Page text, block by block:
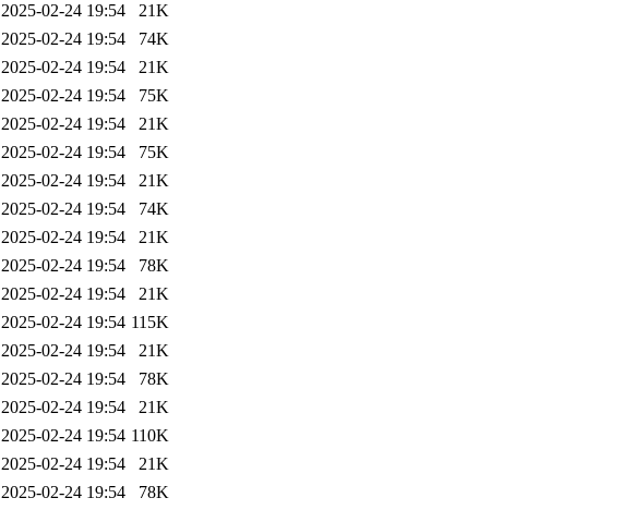
2025-02-24 19:54
21K
2025-02-24 19:54
74K
2025-02-24 19:54
21K
2025-02-24 19:54
75K
2025-02-24 19:54
21K
2025-02-24 19:54
75K
2025-02-24 19:54
21K
2025-02-24 19:54
74K
2025-02-24 19:54
21K
2025-02-24 19:54
78K
2025-02-24 19:54
21K
2025-02-24 19:54 115K
2025-02-24 19:54
21K
2025-02-24 19:54
78K
2025-02-24 19:54
21K
2025-02-24 19:54 110K
2025-02-24 19:54
21K
2025-02-24 19:54
78K